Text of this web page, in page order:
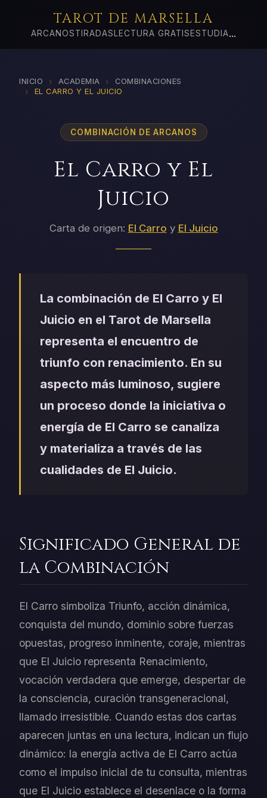
TAROT DE MARSELLA
ARCANOSTIRADAS LECTURA GRATIS ESTUDIA...
INICIO › ACADEMIA › COMBINACIONES
› EL CARRO Y EL JUICIO
COMBINACIÓN DE ARCANOS
El Carro y El
Juicio
Carta de origen: El Carro y El Juicio
La combinación de El Carro y El
Juicio en el Tarot de Marsella
representa el encuentro de
triunfo con renacimiento. En su
aspecto más luminoso, sugiere
un proceso donde la iniciativa o
energía de El Carro se canaliza
y materializa a través de las
cualidades de El Juicio.
Significado General de
la Combinación
El Carro simboliza Triunfo, acción dinámica,
conquista del mundo, dominio sobre fuerzas
opuestas, progreso inminente, coraje, mientras
que El Juicio representa Renacimiento,
vocación verdadera que emerge, despertar de
la consciencia, curación transgeneracional,
llamado irresistible. Cuando estas dos cartas
aparecen juntas en una lectura, indican un flujo
dinámico: la energía activa de El Carro actúa
como el impulso inicial de tu consulta, mientras
que El Juicio establece el desenlace o la forma